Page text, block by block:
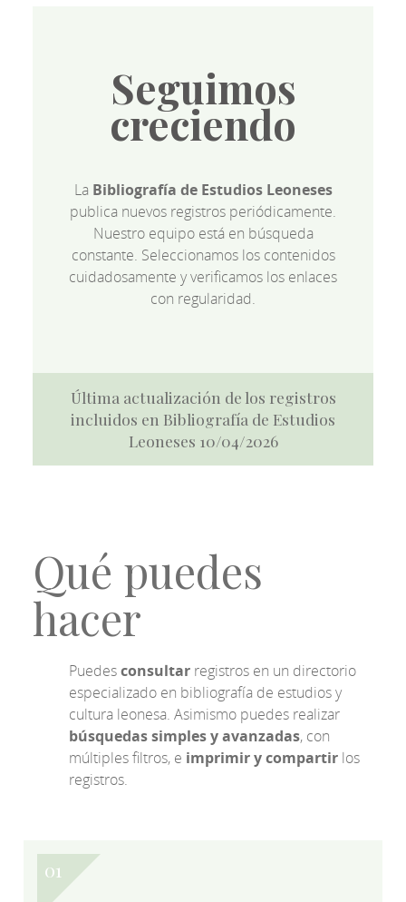
Seguimos
creciendo
La Bibliografía de Estudios Leoneses
publica nuevos registros periódicamente.
Nuestro equipo está en búsqueda
constante. Seleccionamos los contenidos
cuidadosamente y verificamos los enlaces
con regularidad.
Última actualización de los registros
incluidos en Bibliografía de Estudios
Leoneses 10/04/2026
Qué puedes
hacer
Puedesconsultar registros en un directorio
especializado en bibliografía de estudios y
cultura leonesa. Asimismo puedes realizar
búsquedas simples y avanzadas, con
múltiples filtros, e imprimir y compartir los
registros.